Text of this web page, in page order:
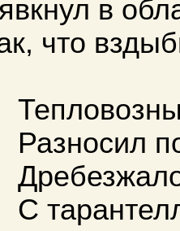
в
что
Разносил
С